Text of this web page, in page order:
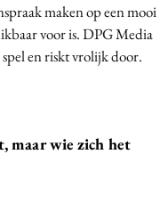
maken op een mooi
voor is. DPG Media
en riskt vrolijk door.
maar wie zich het